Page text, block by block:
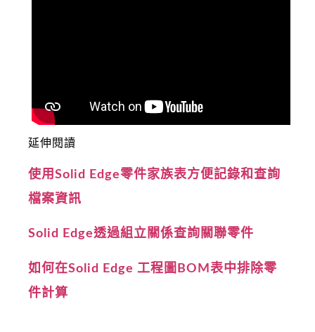
延伸閱讀
使用Solid Edge零件家族表方便記錄和查詢
檔案資訊
Solid Edge透過組立關係查詢關聯零件
如何在Solid Edge 工程圖BOM表中排除零
件計算